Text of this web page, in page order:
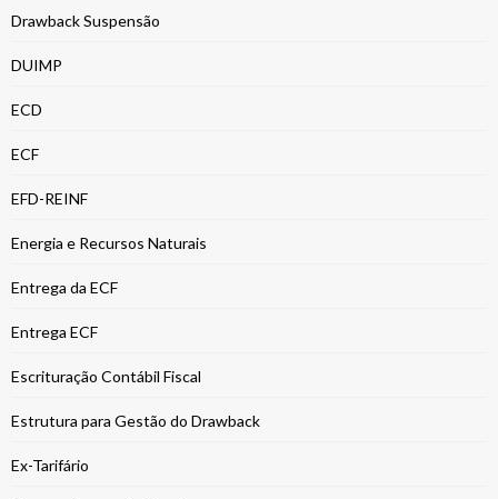
Drawback Suspensão
DUIMP
ECD
ECF
EFD-REINF
Energia e Recursos Naturais
Entrega da ECF
Entrega ECF
Escrituração Contábil Fiscal
Estrutura para Gestão do Drawback
Ex-Tarifário